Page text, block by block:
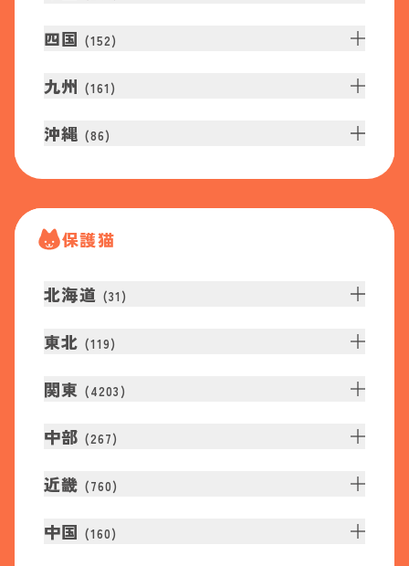
四国 (152)
九州 (161 )
沖縄 (86)
保護猫
北海道 (31 )
東北 (119)
関東 (4203 )
中部 (267)
近畿 (760)
中国 (160)